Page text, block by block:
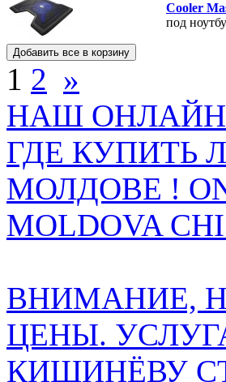
Cooler
под
1 2 »
НАШ ОНЛАЙН
ГДЕ КУПИТЬ
МОЛДОВЕ !
MOLDOVA
ВНИМАНИЕ,
ЦЕНЫ.
КИШИНЁВУ